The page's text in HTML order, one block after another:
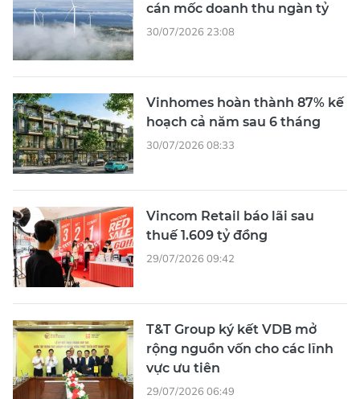
cán mốc doanh thu ngàn tỷ
30/07/2026 23:08
Vinhomes hoàn thành 87% kế
hoạch cả năm sau 6 tháng
30/07/2026 08:33
Vincom Retail báo lãi sau
thuế 1.609 tỷ đồng
29/07/2026 09:42
T&T Group ký kết VDB mở
rộng nguồn vốn cho các lĩnh
vực ưu tiên
29/07/2026 06:49